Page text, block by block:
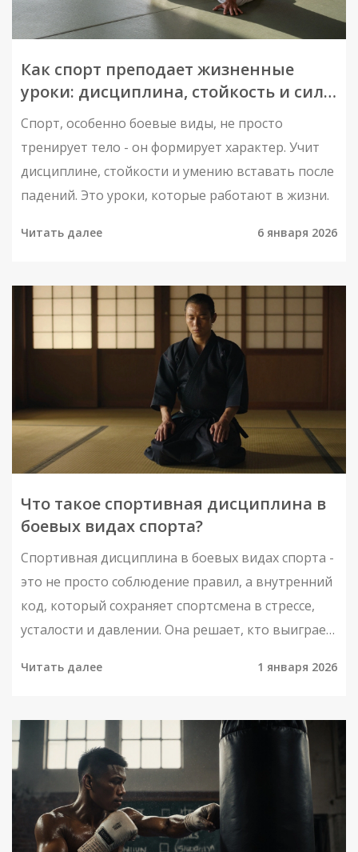
Как спорт преподает жизненные
уроки: дисциплина, стойкость и сила
воли
Спорт, особенно боевые виды, не просто
тренирует тело - он формирует характер. Учит
дисциплине, стойкости и умению вставать после
падений. Это уроки, которые работают в жизни.
Читать далее 6 января 2026
Что такое спортивная дисциплина в
боевых видах спорта?
Спортивная дисциплина в боевых видах спорта -
это не просто соблюдение правил, а внутренний
код, который сохраняет спортсмена в стрессе,
усталости и давлении. Она решает, кто выиграет,
Читать далее 1 января 2026